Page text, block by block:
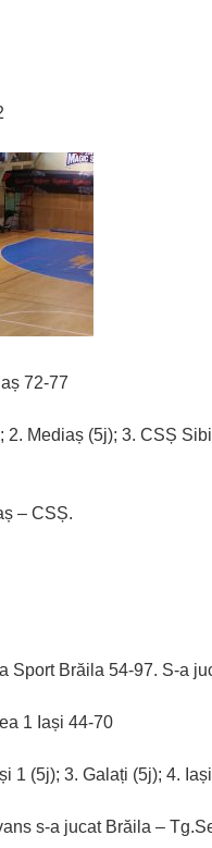
72-77
Mediaș (5j); 3. CSȘ
– CSȘ.
Sport Brăila 54-97. S-a
1 Iași 44-70
1 (5j); 3. Galați (5j); 4.
s-a jucat Brăila –